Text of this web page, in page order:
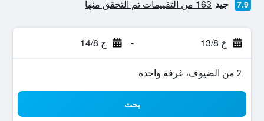
7.9 جيد 163 من التقييمات تم التحقق منها
خ 13/8 - ج 14/8
2 من الضيوف، غرفة واحدة
بحث